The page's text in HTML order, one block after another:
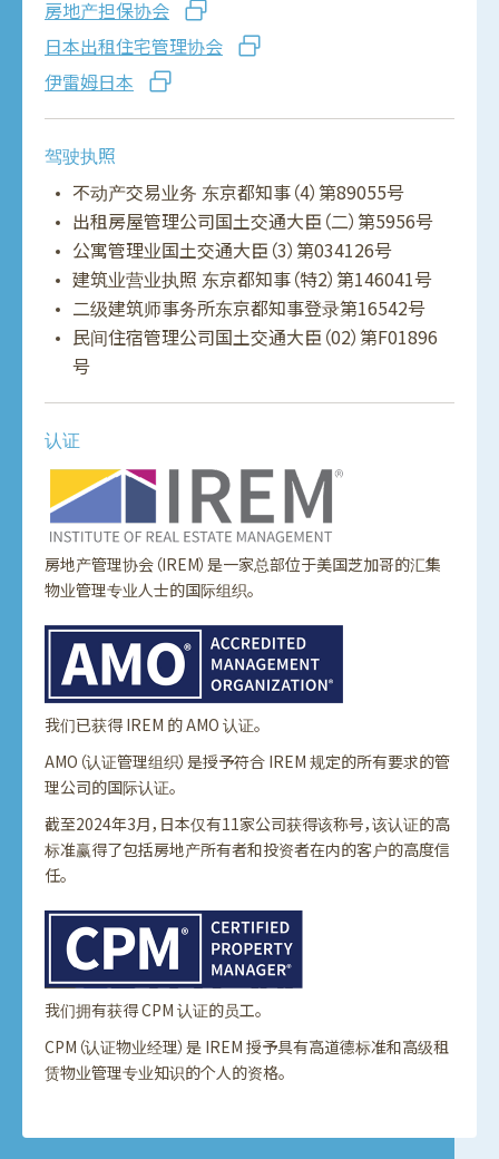
房地产担保协会
日本出租住宅管理协会
伊雷姆日本
驾驶执照
不动产交易业务 东京都知事（4）第89055号
出租房屋管理公司国土交通大臣（二）第5956号
公寓管理业国土交通大臣（3）第034126号
建筑业营业执照 东京都知事（特2）第146041号
二级建筑师事务所东京都知事登录第16542号
民间住宿管理公司国土交通大臣（02）第F01896
号
认证
房地产管理协会（IREM）是一家总部位于美国芝加哥的汇集
物业管理专业人士的国际组织。
我们已获得 IREM 的 AMO 认证。
AMO（认证管理组织）是授予符合 IREM 规定的所有要求的管
理公司的国际认证。
截至2024年3月，日本仅有11家公司获得该称号，该认证的高
标准赢得了包括房地产所有者和投资者在内的客户的高度信
任。
我们拥有获得 CPM 认证的员工。
CPM（认证物业经理）是 IREM 授予具有高道德标准和高级租
赁物业管理专业知识的个人的资格。